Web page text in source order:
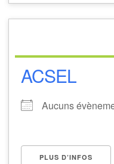
ACSEL
Aucuns
PLUS D’INFOS